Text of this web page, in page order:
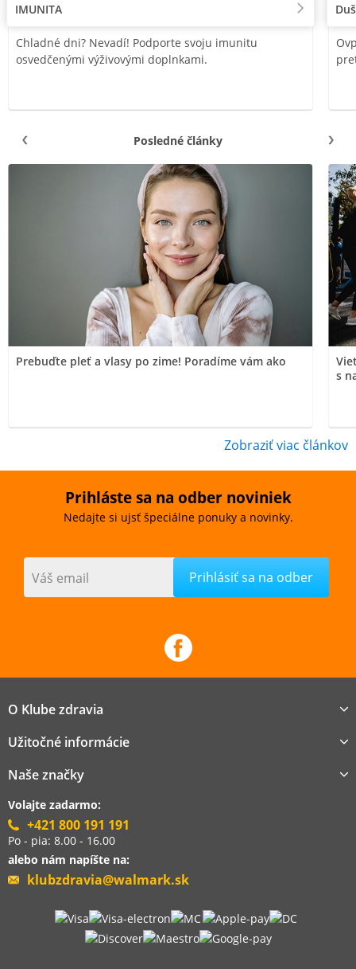
IMUNITA
Chladné dni? Nevadí! Podporte svoju imunitu
osvedčenými výživovými doplnkami.
Posledné články
Prebuďte pleť a vlasy po zime! Poradíme vám ako
s
Zobraziť viac článkov
Prihláste sa na odber noviniek
Nedajte si ujsť špeciálne ponuky a novinky.
Váš email
O Klube zdravia
Užitočné informácie
Naše značky
Volajte zadarmo:
+421 800 191 191
Po - pia: 8.00 - 16.00
alebo nám napíšte na:
klubzdravia@walmark.sk